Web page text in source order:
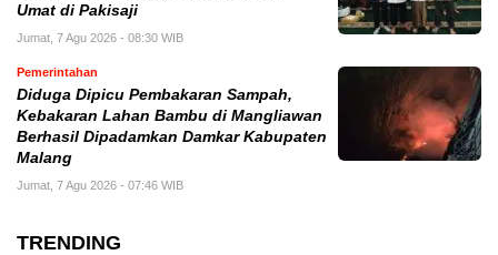
Umat di Pakisaji
Jumat, 7 Agu 2026 - 08:30 WIB
Pemerintahan
Diduga Dipicu Pembakaran Sampah,
Kebakaran Lahan Bambu di Mangliawan
Berhasil Dipadamkan Damkar Kabupaten
Malang
Jumat, 7 Agu 2026 - 07:46 WIB
TRENDING